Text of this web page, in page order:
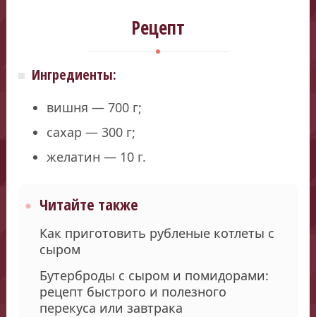
Рецепт
Ингредиенты:
вишня — 700 г;
сахар — 300 г;
желатин — 10 г.
Читайте также
Как приготовить рубленые котлеты с
сыром
Бутерброды с сыром и помидорами:
рецепт быстрого и полезного
перекуса или завтрака